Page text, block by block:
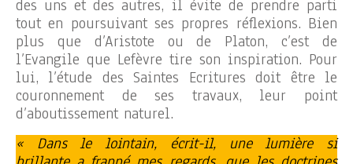
des uns et des autres, il évite de prendre parti
tout en poursuivant ses propres réflexions. Bien
plus que d’Aristote ou de Platon, c’est de
l’Evangile que Lefèvre tire son inspiration. Pour
lui, l’étude des Saintes Ecritures doit être le
couronnement de ses travaux, leur point
d’aboutissement naturel.
« Dans le lointain, écrit-il, une lumière si